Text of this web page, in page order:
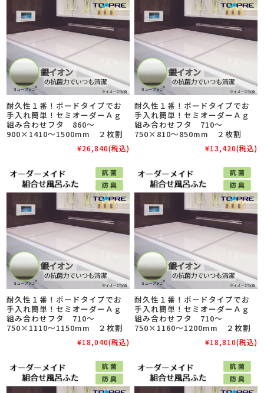
耐久性１番！ボードタイプでお
手入れ簡単！セミオーダーＡｇ
組み合わせフタ 860～
900×1410～1500mm ２枚割
¥26,840(税込)
耐久性１番！ボードタイプでお
手入れ簡単！セミオーダーＡｇ
組み合わせフタ 710～
750×810～850mm ２枚割
¥13,420(税込)
耐久性１番！ボードタイプでお
手入れ簡単！セミオーダーＡｇ
組み合わせフタ 710～
750×1110～1150mm ２枚割
¥18,040(税込)
耐久性１番！ボードタイプでお
手入れ簡単！セミオーダーＡｇ
組み合わせフタ 710～
750×1160～1200mm ２枚割
¥18,810(税込)